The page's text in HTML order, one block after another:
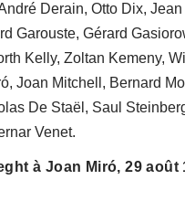
Derain, Otto Dix,
Garouste, Gérard
Kelly, Zoltan Kemeny,
Joan Mitchell, Bernard
De Staël, Saul
Venet.
à Joan Miró, 29 août